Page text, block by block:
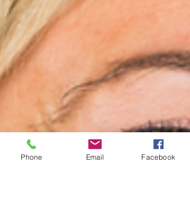
Phone Email Facebook